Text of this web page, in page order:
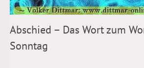
Abschied – Das Wort zum
Sonntag